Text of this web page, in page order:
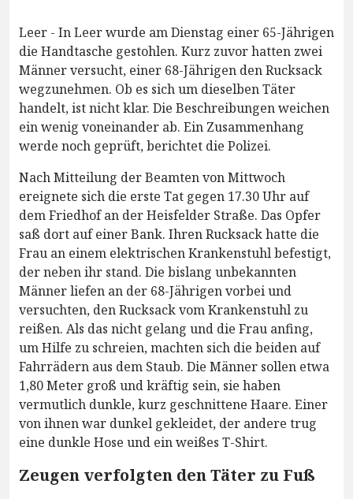
Leer - In Leer wurde am Dienstag einer 65-Jährigen
die Handtasche gestohlen. Kurz zuvor hatten zwei
Männer versucht, einer 68-Jährigen den Rucksack
wegzunehmen. Ob es sich um dieselben Täter
handelt, ist nicht klar. Die Beschreibungen weichen
ein wenig voneinander ab. Ein Zusammenhang
werde noch geprüft, berichtet die Polizei.
Nach Mitteilung der Beamten von Mittwoch
ereignete sich die erste Tat gegen 17.30 Uhr auf
dem Friedhof an der Heisfelder Straße. Das Opfer
saß dort auf einer Bank. Ihren Rucksack hatte die
Frau an einem elektrischen Krankenstuhl befestigt,
der neben ihr stand. Die bislang unbekannten
Männer liefen an der 68-Jährigen vorbei und
versuchten, den Rucksack vom Krankenstuhl zu
reißen. Als das nicht gelang und die Frau anfing,
um Hilfe zu schreien, machten sich die beiden auf
Fahrrädern aus dem Staub. Die Männer sollen etwa
1,80 Meter groß und kräftig sein, sie haben
vermutlich dunkle, kurz geschnittene Haare. Einer
von ihnen war dunkel gekleidet, der andere trug
eine dunkle Hose und ein weißes T-Shirt.
Zeugen verfolgten den Täter zu Fuß